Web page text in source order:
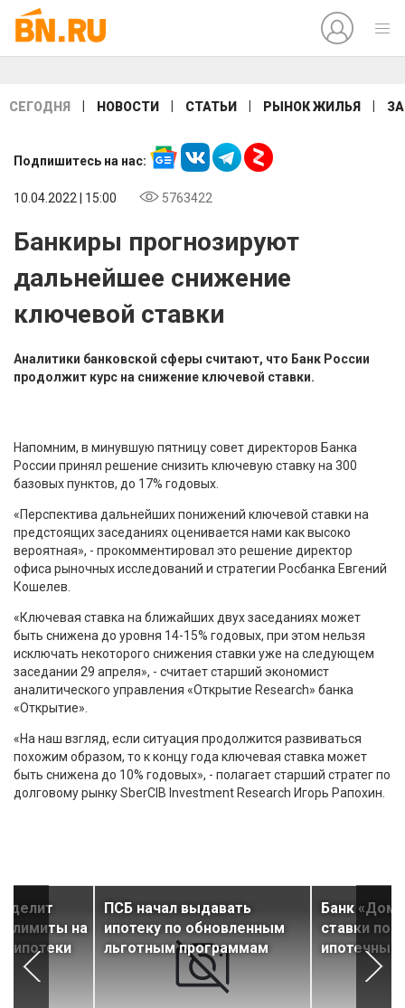
СЕГОДНЯ НОВОСТИ СТАТЬИ РЫНОК ЖИЛЬЯ
Подпишитесь на нас:
10.04.2022 | 15:00 5763422
Банкиры прогнозируют
дальнейшее снижение
ключевой ставки
Аналитики банковской сферы считают, что Банк России
продолжит курс на снижение ключевой ставки.
Напомним, в минувшую пятницу совет директоров Банка
России принял решение снизить ключевую ставку на 300
базовых пунктов, до 17% годовых.
«Перспектива дальнейших понижений ключевой ставки на
предстоящих заседаниях оценивается нами как высоко
вероятная», - прокомментировал это решение директор
офиса рыночных исследований и стратегии Росбанка Евгений
Кошелев.
«Ключевая ставка на ближайших двух заседаниях может
быть снижена до уровня 14-15% годовых, при этом нельзя
исключать некоторого снижения ставки уже на следующем
заседании 29 апреля», - считает старший экономист
аналитического управления «Открытие Research» банка
«Открытие».
«На наш взгляд, если ситуация продолжится развиваться
похожим образом, то к концу года ключевая ставка может
быть снижена до 10% годовых», - полагает старший стратег по
долговому рынку SberCIB Investment Research Игорь Рапохин.
лимиты на
ипотеки
ПСБ начал выдавать
ипотеку по обновленным
льготным программам
Банк
ставки по